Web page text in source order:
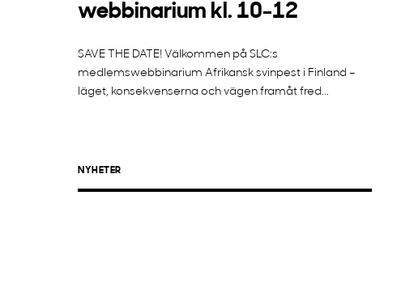
webbinarium kl. 10-12
SAVE THE DATE! Välkommen på SLC:s
medlemswebbinarium Afrikansk svinpest i Finland –
läget, konsekvenserna och vägen framåt fred...
NYHETER